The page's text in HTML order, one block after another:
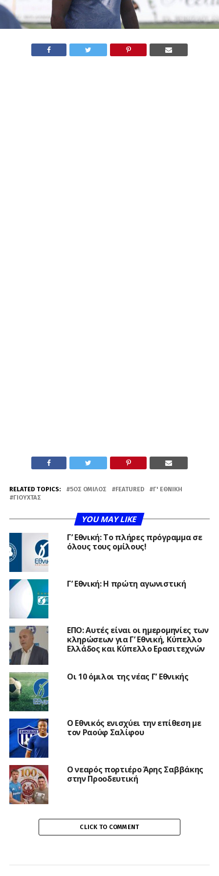
RELATED TOPICS: 5ΟΣ ΌΜΙΛΟΣ FEATURED
Γ' ΕΘΝΙΚΉ
ΓΙΟΎΧΤΑΣ
YOU MAY LIKE
Γ’ Εθνική: Το πλήρες πρόγραμμα σε
όλους τους ομίλους!
Γ’ Εθνική: Η πρώτη αγωνιστική
ΕΠΟ: Αυτές είναι οι ημερομηνίες των
κληρώσεων για Γ’ Εθνική, Κύπελλο
Ελλάδος και Κύπελλο Ερασιτεχνών
Οι 10 όμιλοι της νέας Γ’ Εθνικής
Ο Εθνικός ενισχύει την επίθεση με
τον Ραούφ Σαλίφου
Ο νεαρός πορτιέρο Άρης Σαββάκης
στην Προοδευτική
CLICK TO COMMENT